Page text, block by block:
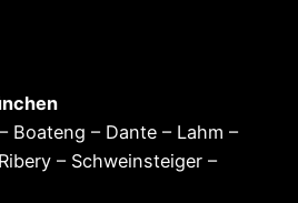
Boateng – Dante – Lahm –
– Schweinsteiger –